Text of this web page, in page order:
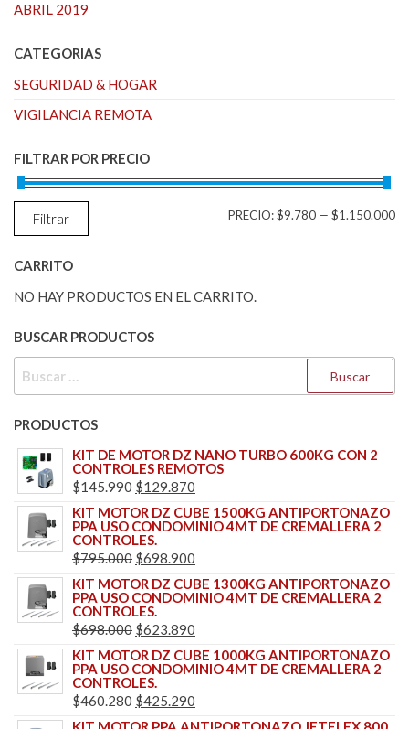
ABRIL 2019
CATEGORIAS
SEGURIDAD & HOGAR
VIGILANCIA REMOTA
FILTRAR POR PRECIO
Filtrar PRECIO:$9.780 — $1.150.000
CARRITO
NO HAY PRODUCTOS EN EL CARRITO.
BUSCAR PRODUCTOS
PRODUCTOS
KIT DE MOTOR DZ NANO TURBO 600KG CON 2
CONTROLES REMOTOS
$145.990 EL
PRECIO
ORIGINAL
ERA:
$129.870
PRECIO
ACTUAL
KIT MOTOR DZ CUBE 1500KG ANTIPORTONAZO
PPA USO CONDOMINIO 4MT DE CREMALLERA 2
CONTROLES.
$795.000 EL
PRECIO
ORIGINAL
ERA:
$698.900
PRECIO
ACTUAL
KIT MOTOR DZ CUBE 1300KG ANTIPORTONAZO
PPA USO CONDOMINIO 4MT DE CREMALLERA 2
CONTROLES.
$698.000 EL
PRECIO
ORIGINAL
ERA:
$623.890
PRECIO
ACTUAL
KIT MOTOR DZ CUBE 1000KG ANTIPORTONAZO
PPA USO CONDOMINIO 4MT DE CREMALLERA 2
CONTROLES.
$460.280 EL
PRECIO
$425.290
PRECIO